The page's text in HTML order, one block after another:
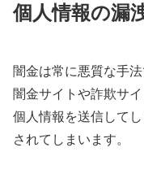
個人情報の漏
闇金は常に悪質な手
闇金サイトや詐欺サ
個人情報を送信して
されてしまいます。